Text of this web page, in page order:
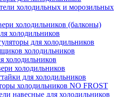
холодильных и морозильных
холодильников (балконы)
холодильников
для холодильников
холодильников
холодильников
холодильников
для холодильников
холодильников NO FROST
навесные для холодильников